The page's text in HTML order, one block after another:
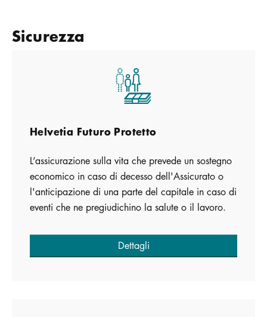
Sicurezza
Helvetia Futuro Protetto
L’assicurazione sulla vita che prevede un sostegno
economico in caso di decesso dell'Assicurato o
l'anticipazione di una parte del capitale in caso di
eventi che ne pregiudichino la salute o il lavoro.
Dettagli